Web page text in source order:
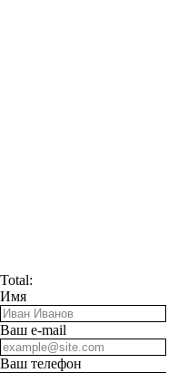
Total:
Имя
Ваш e-mail
Ваш телефон